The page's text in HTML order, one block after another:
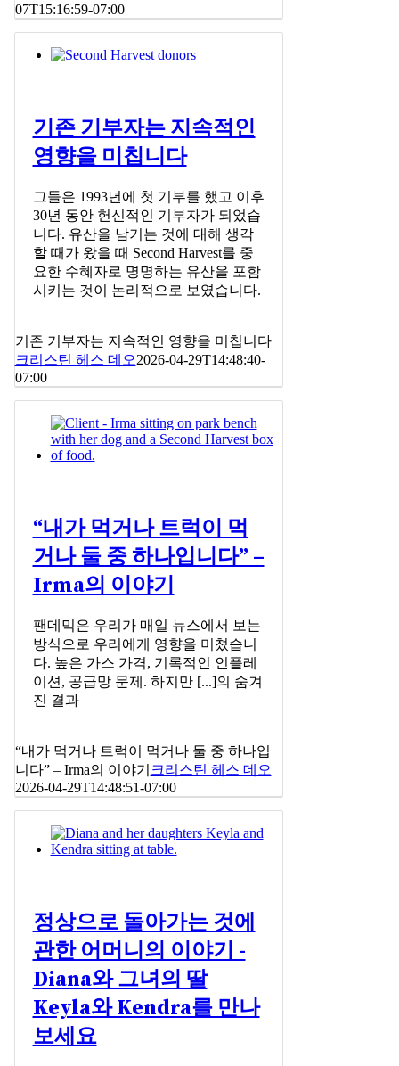
07T15:16:59-07:00
기존 기부자는 지속적인
영향을 미칩니다
그들은 1993년에 첫 기부를 했고 이후
30년 동안 헌신적인 기부자가 되었습
니다. 유산을 남기는 것에 대해 생각
할 때가 왔을 때 Second Harvest를 중
요한 수혜자로 명명하는 유산을 포함
시키는 것이 논리적으로 보였습니다.
기존 기부자는 지속적인 영향을 미칩니다
크리스틴 헤스 데오2026-04-29T14:48:40-
07:00
“내가 먹거나 트럭이 먹
거나 둘 중 하나입니다” –
Irma의 이야기
팬데믹은 우리가 매일 뉴스에서 보는
방식으로 우리에게 영향을 미쳤습니
다. 높은 가스 가격, 기록적인 인플레
이션, 공급망 문제. 하지만 [...]의 숨겨
진 결과
“내가 먹거나 트럭이 먹거나 둘 중 하나입
니다” – Irma의 이야기 크리스틴 헤스 데오
2026-04-29T14:48:51-07:00
정상으로 돌아가는 것에
관한 어머니의 이야기 -
Diana와 그녀의 딸
Keyla와 Kendra를 만나
보세요